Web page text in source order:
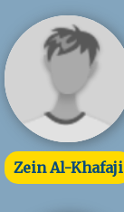
Zein Al-Khafaji